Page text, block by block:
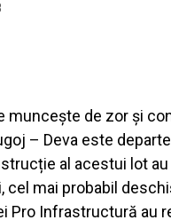
muncește de zor și
– Deva este
al acestui lot au
cel mai probabil
Pro Infrastructură au